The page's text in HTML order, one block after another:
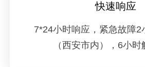
快速响应
7*24小时响应，紧急故障2
（西安市内），6小